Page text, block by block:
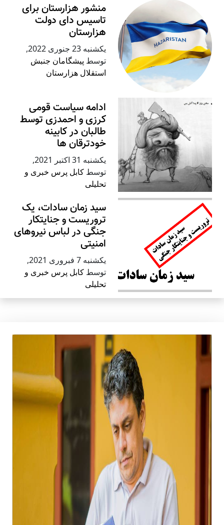
منشور هزارستان برای
تاسیس دای دولت
هزارستان
يكشنبه 23 جنوری 2022
,
توسط پیشگامان جنبش
استقلال هزارستان
ادامه سیاست قومی
کرزی و احمدزی توسط
طالبان در کابینه
خودترقان ها
يكشنبه 31 اكتبر 2021
,
توسط کابل پرس خبری و
تحلیلی
سید زمان سادات، یک
تروریست و جنایتکار
جنگی در لباس نیروهای
امنیتی
يكشنبه 7 فبروری 2021
,
توسط کابل پرس خبری و
تحلیلی